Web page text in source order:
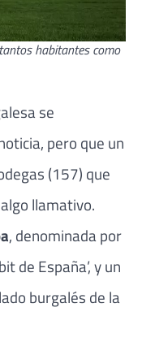
habitantes como
se
pero que un
(157) que
llamativo.
, denominada por
de España’, y un
burgalés de la